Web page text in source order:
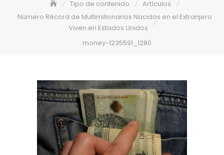
Tipo de contenido
Artículos
Número Récord de Multimillonarios Nacidos en el Extranjero
Viven en Estados Unidos
money-1235591_1280